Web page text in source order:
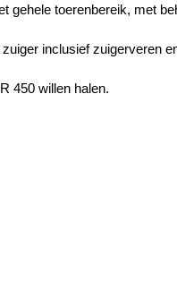
gehele toerenbereik, met
inclusief zuigerveren
450 willen halen.